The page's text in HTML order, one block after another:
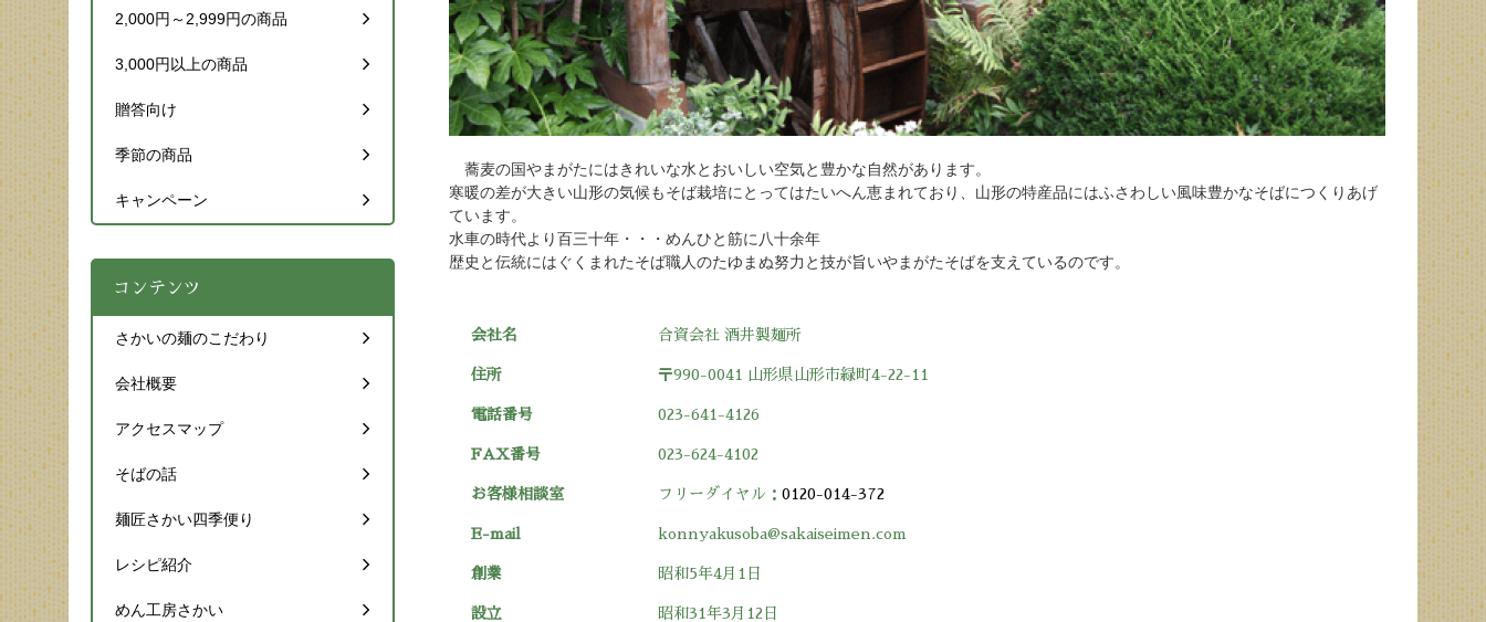
蕎麦の国やまがたにはきれいな水とおいしい空気と豊かな自然があります。
寒暖の差が大きい山形の気候もそば栽培にとってはたいへん恵まれており、山形の特産品にはふさわしい風味豊かなそばにつくりあげ
ています。
水車の時代より百三十年・・・めんひと筋に八十余年
歴史と伝統にはぐくまれたそば職人のたゆまぬ努力と技が旨いやまがたそばを支えているのです。
会社名 合資会社 酒井製麺所
住所 〒990-0041 山形県山形市緑町4-22-11
電話番号 023-641-4126
FAX番号 023-624-4102
お客様相談室 フリーダイヤル： 0120-014-372
E-mail konnyakusoba@sakaiseimen.com
創業 昭和5年4月1日
設立 昭和31年3月12日
2,000円～2,999円の商品
3,000円以上の商品
贈答向け
季節の商品
キャンペーン
コンテンツ
さかいの麺のこだわり
会社概要
アクセスマップ
そばの話
麺匠さかい四季便り
レシピ紹介
めん工房さかい